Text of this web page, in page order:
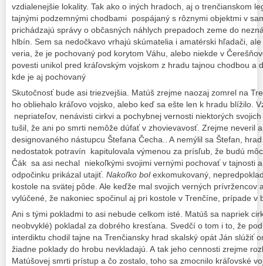
vzdialenejšie lokality. Tak ako o iných hradoch, aj o trenčianskom
tajnými podzemnými chodbami pospájaný s rôznymi objektmi v
prichádzajú správy o občasných náhlych prepadoch zeme do
hlbín. Sem sa nedočkavo vrhajú skúmatelia i amatérski hľadači,
veria, že je pochovaný pod korytom Váhu, alebo niekde v
povesti unikol pred kráľovským vojskom z hradu tajnou chodbou a
kde je aj pochovaný
Skutočnosť bude asi triezvejšia. Matúš zrejme naozaj zomrel na
ho obliehalo kráľovo vojsko, alebo keď sa ešte len k hradu blížilo.
nepriateľov, nenávisti cirkvi a pochybnej vernosti niektorých
tušil, že ani po smrti nemôže dúfať v zhovievavosť. Zrejme neveril
designovaného nástupcu Štefana Čecha.. A nemýlil sa Štefan,
nedostatok potravín kapitulovala výmenou za prísľub, že budú
Čák sa asi nechal niekoľkými svojimi vernými pochovať v tajnosti
odpočinku prikázal utajiť. Nakoľko bolexkomukovaný,
kostole na svätej pôde. Ale keďže mal svojich verných prívržencov
vylúčené, že nakoniec spočinul aj pri kostole v Trenčíne, prípade v
Ani s tými pokladmi to asi nebude celkom isté. Matúš sa napriek
neobvyklé) pokladal za dobrého kresťana. Svedčí o tom i to, že
interdiktu chodil tajne na Trenčiansky hrad skalský opát Ján slúžiť
žiadne poklady do hrobu nevkladajú. A tak jeho cennosti zrejme
Matúšovej smrti prístup a čo zostalo, toho sa zmocnilo kráľovské